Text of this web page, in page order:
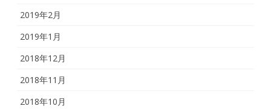
2019年2月
2019年1月
2018年12月
2018年11月
2018年10月